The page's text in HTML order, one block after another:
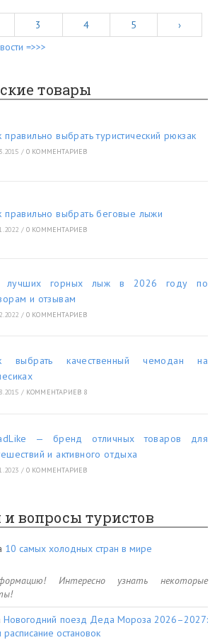
3 4 5
›
=>>>
товары
правильно выбрать туристический рюкзак
/ 0 КОММЕНТАРИЕВ
правильно выбрать беговые лыжи
/ 0 КОММЕНТАРИЕВ
лучших горных лыж в 2026 году по
и отзывам
/ 0 КОММЕНТАРИЕВ
выбрать качественный чемодан на
/ КОММЕНТАРИЕВ 8
— бренд отличных товаров для
и активного отдыха
/ 0 КОММЕНТАРИЕВ
вопросы туристов
10 самых холодных стран в мире
Интересно узнать некоторые
Новогодний поезд Деда Мороза 2026–2027:
остановок